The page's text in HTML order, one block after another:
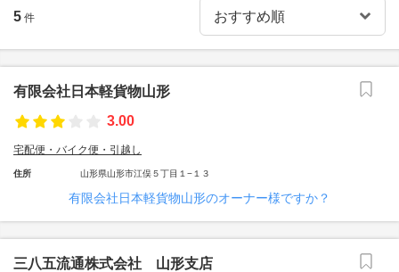
5 件
有限会社日本軽貨物山形
3.00
宅配便・バイク便・引越し
住所 山形県山形市江俣５丁目１−１３
有限会社日本軽貨物山形のオーナー様ですか？
三八五流通株式会社 山形支店